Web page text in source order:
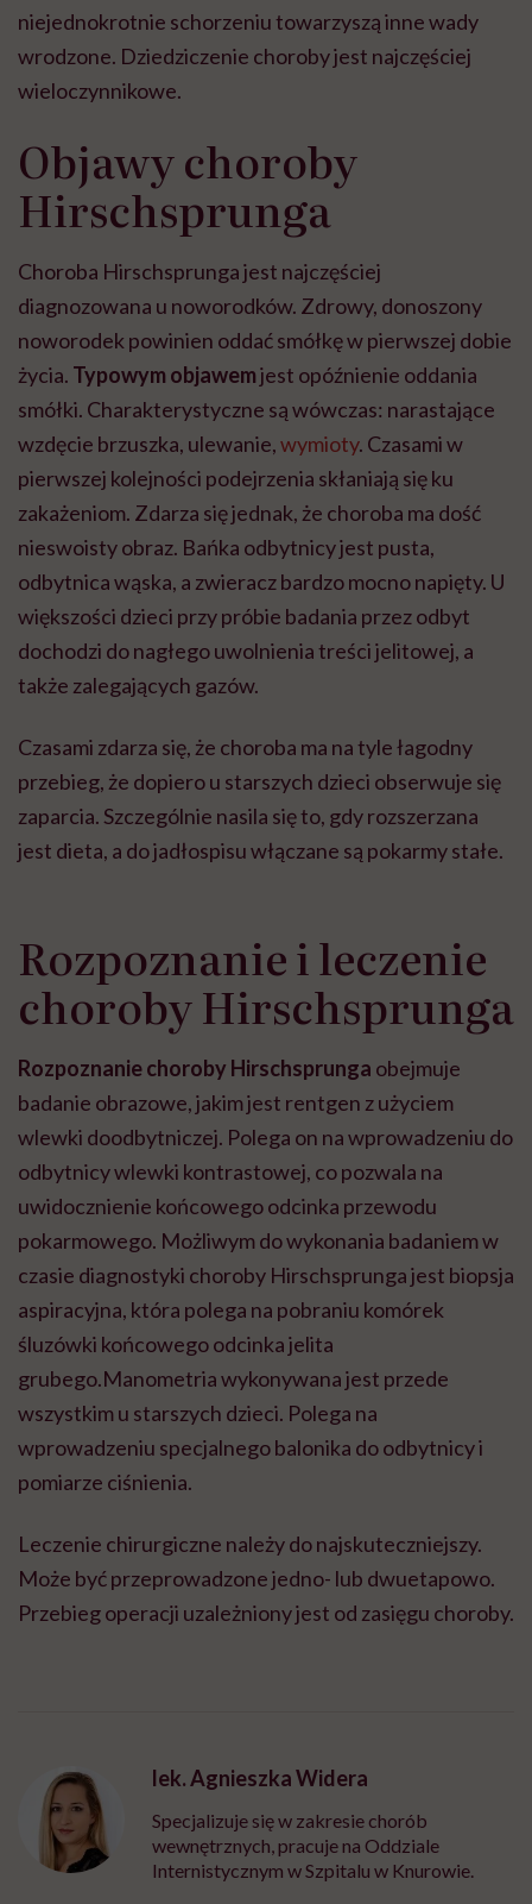
niejednokrotnie schorzeniu towarzyszą inne wady
wrodzone. Dziedziczenie choroby jest najczęściej
wieloczynnikowe.
Objawy choroby
Hirschsprunga
Choroba Hirschsprunga jest najczęściej
diagnozowana u noworodków. Zdrowy, donoszony
noworodek powinien oddać smółkę w pierwszej dobie
życia. Typowym objawemjest opóźnienie oddania
smółki. Charakterystyczne są wówczas: narastające
wzdęcie brzuszka, ulewanie,wymioty. Czasami w
pierwszej kolejności podejrzenia skłaniają się ku
zakażeniom. Zdarza się jednak, że choroba ma dość
nieswoisty obraz. Bańka odbytnicy jest pusta,
odbytnica wąska, a zwieracz bardzo mocno napięty. U
większości dzieci przy próbie badania przez odbyt
dochodzi do nagłego uwolnienia treści jelitowej, a
także zalegających gazów.
Czasami zdarza się, że choroba ma na tyle łagodny
przebieg, że dopiero u starszych dzieci obserwuje się
zaparcia. Szczególnie nasila się to, gdy rozszerzana
jest dieta, a do jadłospisu włączane są pokarmy stałe.
Rozpoznanie i leczenie
choroby Hirschsprunga
Rozpoznanie choroby Hirschsprunga obejmuje
badanie obrazowe, jakim jest rentgen z użyciem
wlewki doodbytniczej. Polega on na wprowadzeniu do
odbytnicy wlewki kontrastowej, co pozwala na
uwidocznienie końcowego odcinka przewodu
pokarmowego. Możliwym do wykonania badaniem w
czasie diagnostyki choroby Hirschsprunga jest biopsja
aspiracyjna, która polega na pobraniu komórek
śluzówki końcowego odcinka jelita
grubego.Manometria wykonywana jest przede
wszystkim u starszych dzieci. Polega na
wprowadzeniu specjalnego balonika do odbytnicy i
pomiarze ciśnienia.
Leczenie chirurgiczne należy do najskuteczniejszy.
Może być przeprowadzone jedno- lub dwuetapowo.
Przebieg operacji uzależniony jest od zasięgu choroby.
lek. Agnieszka Widera
Specjalizuje się w zakresie chorób
wewnętrznych, pracuje na Oddziale
Internistycznym w Szpitalu w Knurowie.